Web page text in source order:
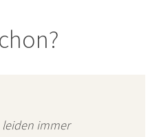
leiden immer